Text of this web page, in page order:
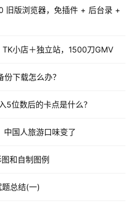
旧版浏览器，免插件 + 后台录 +
小店＋独立站，1500刀GMV
下载怎么办？
5位数后的卡点是什么？
中国人旅游口味变了
和自制图例
总结(一)